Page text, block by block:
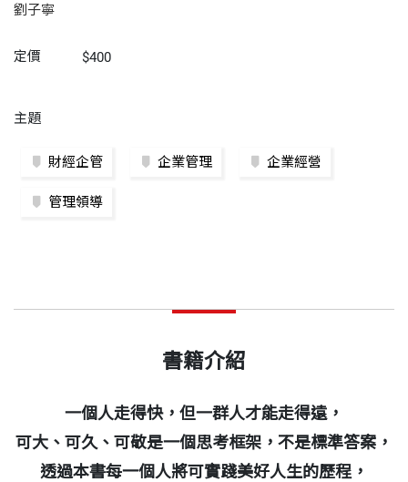
劉子寧
定價 $400
主題
財經企管 企業管理 企業經營
管理領導
書籍介紹
一個人走得快，但一群人才能走得遠，
可大、可久、可敬是一個思考框架，不是標準答案，
透過本書每一個人將可實踐美好人生的歷程，